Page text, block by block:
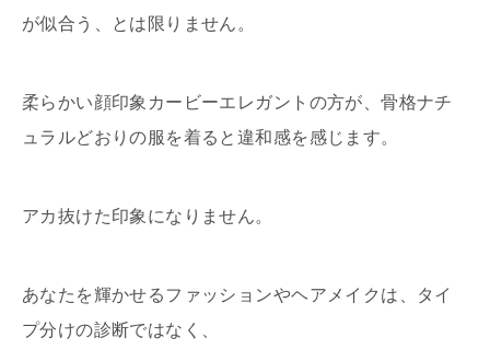
が似合う、とは限りません。
柔らかい顔印象カービーエレガントの方が、骨格ナチ
ュラルどおりの服を着ると違和感を感じます。
アカ抜けた印象になりません。
あなたを輝かせるファッションやヘアメイクは、タイ
プ分けの診断ではなく、